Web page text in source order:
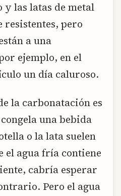
y las latas de metal
resistentes, pero
a una
ejemplo, en el
un día caluroso.
la carbonatación es
una bebida
o la lata suelen
el agua fría contiene
cabría esperar
Pero el agua